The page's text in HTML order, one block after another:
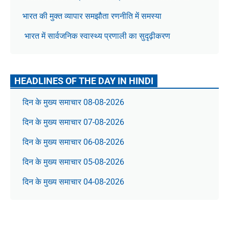
भारत की मुक्त व्यापार समझौता रणनीति में समस्या
भारत में सार्वजनिक स्वास्थ्य प्रणाली का सुदृढ़ीकरण
HEADLINES OF THE DAY IN HINDI
दिन के मुख्य समाचार 08-08-2026
दिन के मुख्य समाचार 07-08-2026
दिन के मुख्य समाचार 06-08-2026
दिन के मुख्य समाचार 05-08-2026
दिन के मुख्य समाचार 04-08-2026